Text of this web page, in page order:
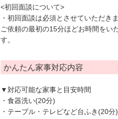
<初回面談について>
・初回面談は必須とさせていただきま
ご依頼の最初の15分ほどお時間をい
す。
かんたん家事対応内容
▼対応可能な家事と目安時間
・食器洗い(20分)
・テーブル・テレビなど台ふき(20分)